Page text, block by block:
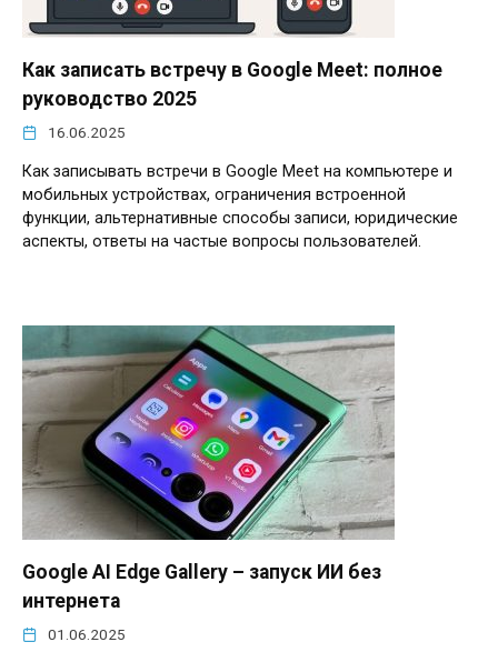
Как записать встречу в Google Meet: полное
руководство 2025
16.06.2025
Как записывать встречи в Google Meet на компьютере и
мобильных устройствах, ограничения встроенной
функции, альтернативные способы записи, юридические
аспекты, ответы на частые вопросы пользователей.
Google AI Edge Gallery – запуск ИИ без
интернета
01.06.2025